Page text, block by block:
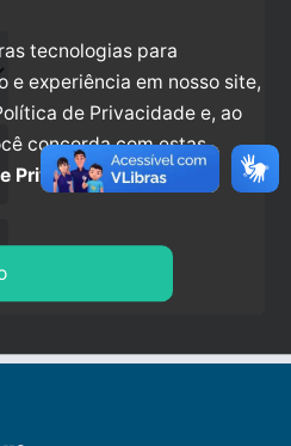
tecnologias para
e experiência em nosso site,
de Privacidade e, ao
concorda com estas
Privacidade.